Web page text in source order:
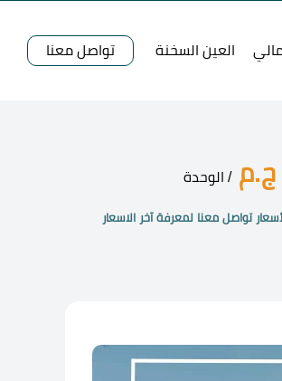
العين السخنة تواصل معنا
/ الوحدة
تواصل معنا لمعرفة آخر الاسعار